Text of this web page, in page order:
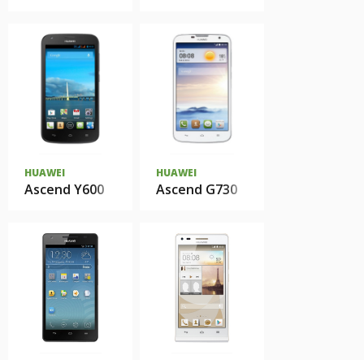
HUAWEI
Ascend Y600
HUAWEI
Ascend G730